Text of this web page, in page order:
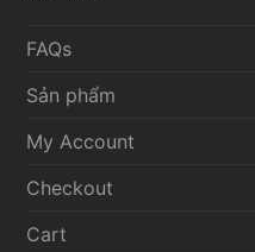
FAQs
Sản phẩm
My Account
Checkout
Cart